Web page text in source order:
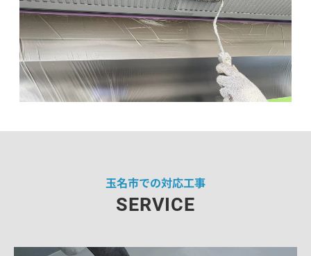
玉名市での対応工事
SERVICE